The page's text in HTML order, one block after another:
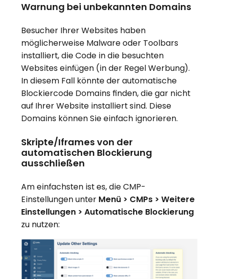
Warnung bei unbekannten Domains
Besucher Ihrer Websites haben
möglicherweise Malware oder Toolbars
installiert, die Code in die besuchten
Websites einfügen (in der Regel Werbung).
In diesem Fall könnte der automatische
Blockiercode Domains finden, die gar nicht
auf Ihrer Website installiert sind. Diese
Domains können Sie einfach ignorieren.
Skripte/Iframes von der
automatischen Blockierung
ausschließen
Am einfachsten ist es, die CMP-
Einstellungen unter Menü > CMPs > Weitere
Einstellungen > Automatische Blockierung
zu nutzen: